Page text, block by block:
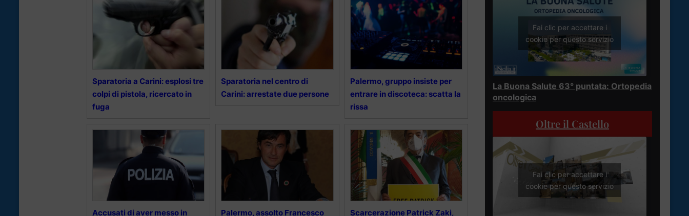
Sparatoria a Carini: esplosi tre
colpi di pistola, ricercato in
fuga
Sparatoria nel centro di
Carini: arrestate due persone
Palermo, gruppo insiste per
entrare in discoteca: scatta la
rissa
Accusati di aver messo in
Palermo, assolto Francesco
Scarcerazione Patrick Zaki,
Fai clic per accettare i
cookie per questo servizio
La Buona Salute 63° puntata: Ortopedia
oncologica
Oltre il Castello
Fai clic per accettare i
cookie per questo servizio